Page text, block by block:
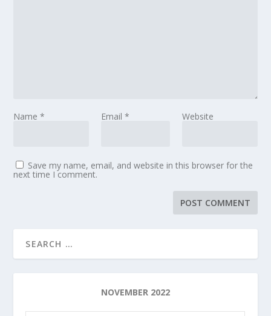
Name* Email * Website
Save my name, email, and website in this browser for the
next time I comment.
NOVEMBER 2022